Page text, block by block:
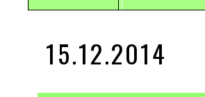
15.12.2014